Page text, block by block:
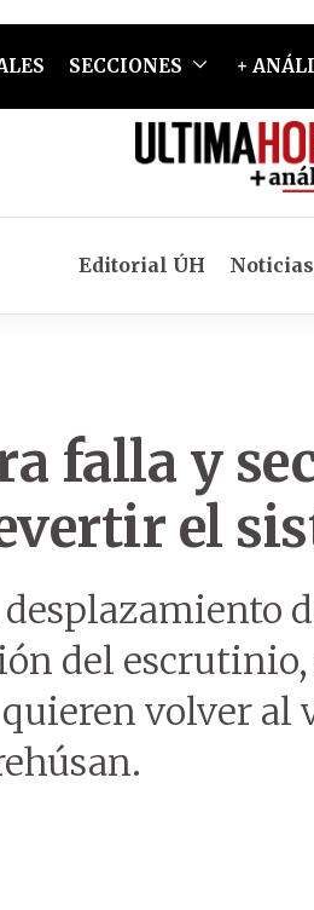
SECCIONES +
Editorial ÚH
falla y
el
del escrutinio,
volver al